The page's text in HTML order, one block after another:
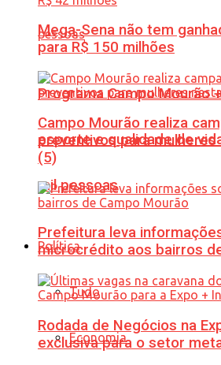
Programa Campo Mourão
esporte e qualidade de
mil pessoas
Política
Tudo
Economia
Mega-Sena não tem
para R$ 150 milhões
Campo Mourão realiza
preventivos para
(5)
Prefeitura leva
microcrédito aos bairros
Rodada de Negócios na
exclusiva para o setor